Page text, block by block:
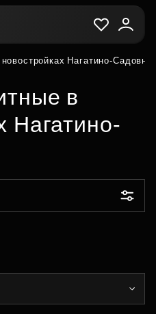
Нагатино-
в
Нагатино-